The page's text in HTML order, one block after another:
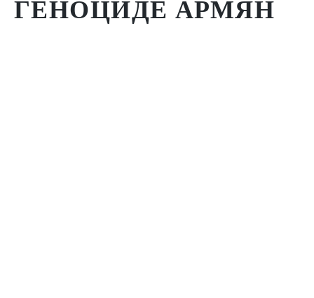
ГЕНОЦИДЕ АРМЯН